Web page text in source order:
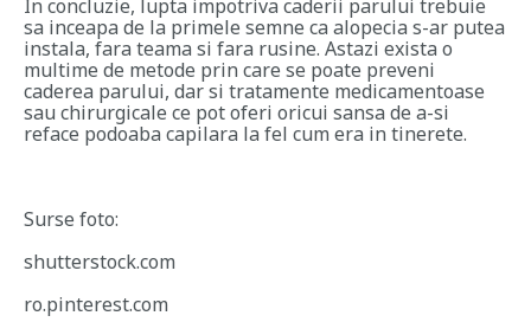
In concluzie, lupta impotriva caderii parului trebuie
sa inceapa de la primele semne ca alopecia s-ar putea
instala, fara teama si fara rusine. Astazi exista o
multime de metode prin care se poate preveni
caderea parului, dar si tratamente medicamentoase
sau chirurgicale ce pot oferi oricui sansa de a-si
reface podoaba capilara la fel cum era in tinerete.
Surse foto:
shutterstock.com
ro.pinterest.com